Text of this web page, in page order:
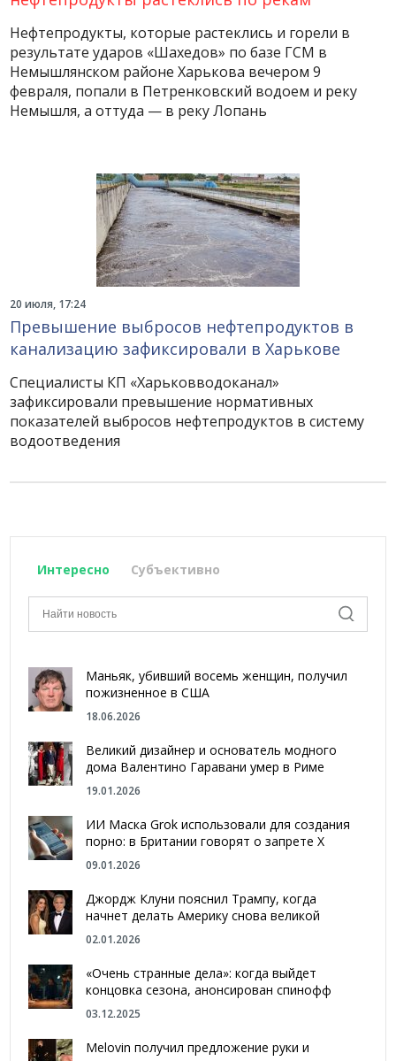
Нефтепродукты, которые растеклись и горели в
результате ударов «Шахедов» по базе ГСМ в
Немышлянском районе Харькова вечером 9
февраля, попали в Петренковский водоем и реку
Немышля, а оттуда — в реку Лопань
20 июля, 17:24
Превышение выбросов нефтепродуктов в
канализацию зафиксировали в Харькове
Специалисты КП «Харьковводоканал»
зафиксировали превышение нормативных
показателей выбросов нефтепродуктов в систему
водоотведения
Интересно Субъективно
Маньяк, убивший восемь женщин, получил
пожизненное в США
18.06.2026
Великий дизайнер и основатель модного
дома Валентино Гаравани умер в Риме
19.01.2026
ИИ Маска Grok использовали для создания
порно: в Британии говорят о запрете Х
09.01.2026
Джордж Клуни пояснил Трампу, когда
начнет делать Америку снова великой
02.01.2026
«Очень странные дела»: когда выйдет
концовка сезона, анонсирован спинофф
03.12.2025
Melovin получил предложение руки и